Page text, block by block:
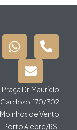
Praça Dr. Maurício
Cardoso, 170/302,
Moinhos de Vento,
Porto Alegre/RS